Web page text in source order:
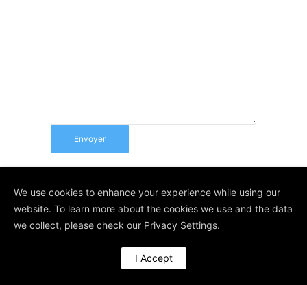
© Depuis 2006KAREDESS- Création
We use cookies to enhance your experience while using our
website. To learn more about the cookies we use and the data
we collect, please check our Privacy Settings.
I Accept